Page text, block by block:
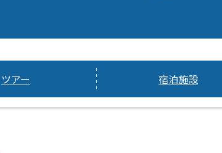
ツアー 宿泊施設